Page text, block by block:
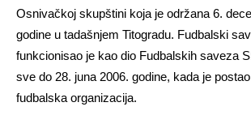
Osnivačkoj skupštini koja je održana 6.
godine u tadašnjem Titogradu. Fudbalski
funkcionisao je kao dio Fudbalskih saveza
sve do 28. juna 2006. godine, kada je
fudbalska organizacija.